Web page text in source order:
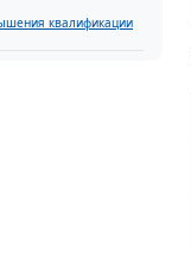
квалификации